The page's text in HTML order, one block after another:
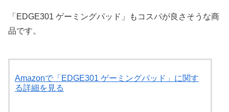
「EDGE301 ゲーミングパッド」もコスパが良さそうな商
品です。
Amazonで「EDGE301 ゲーミングパッド」に関す
る詳細を見る